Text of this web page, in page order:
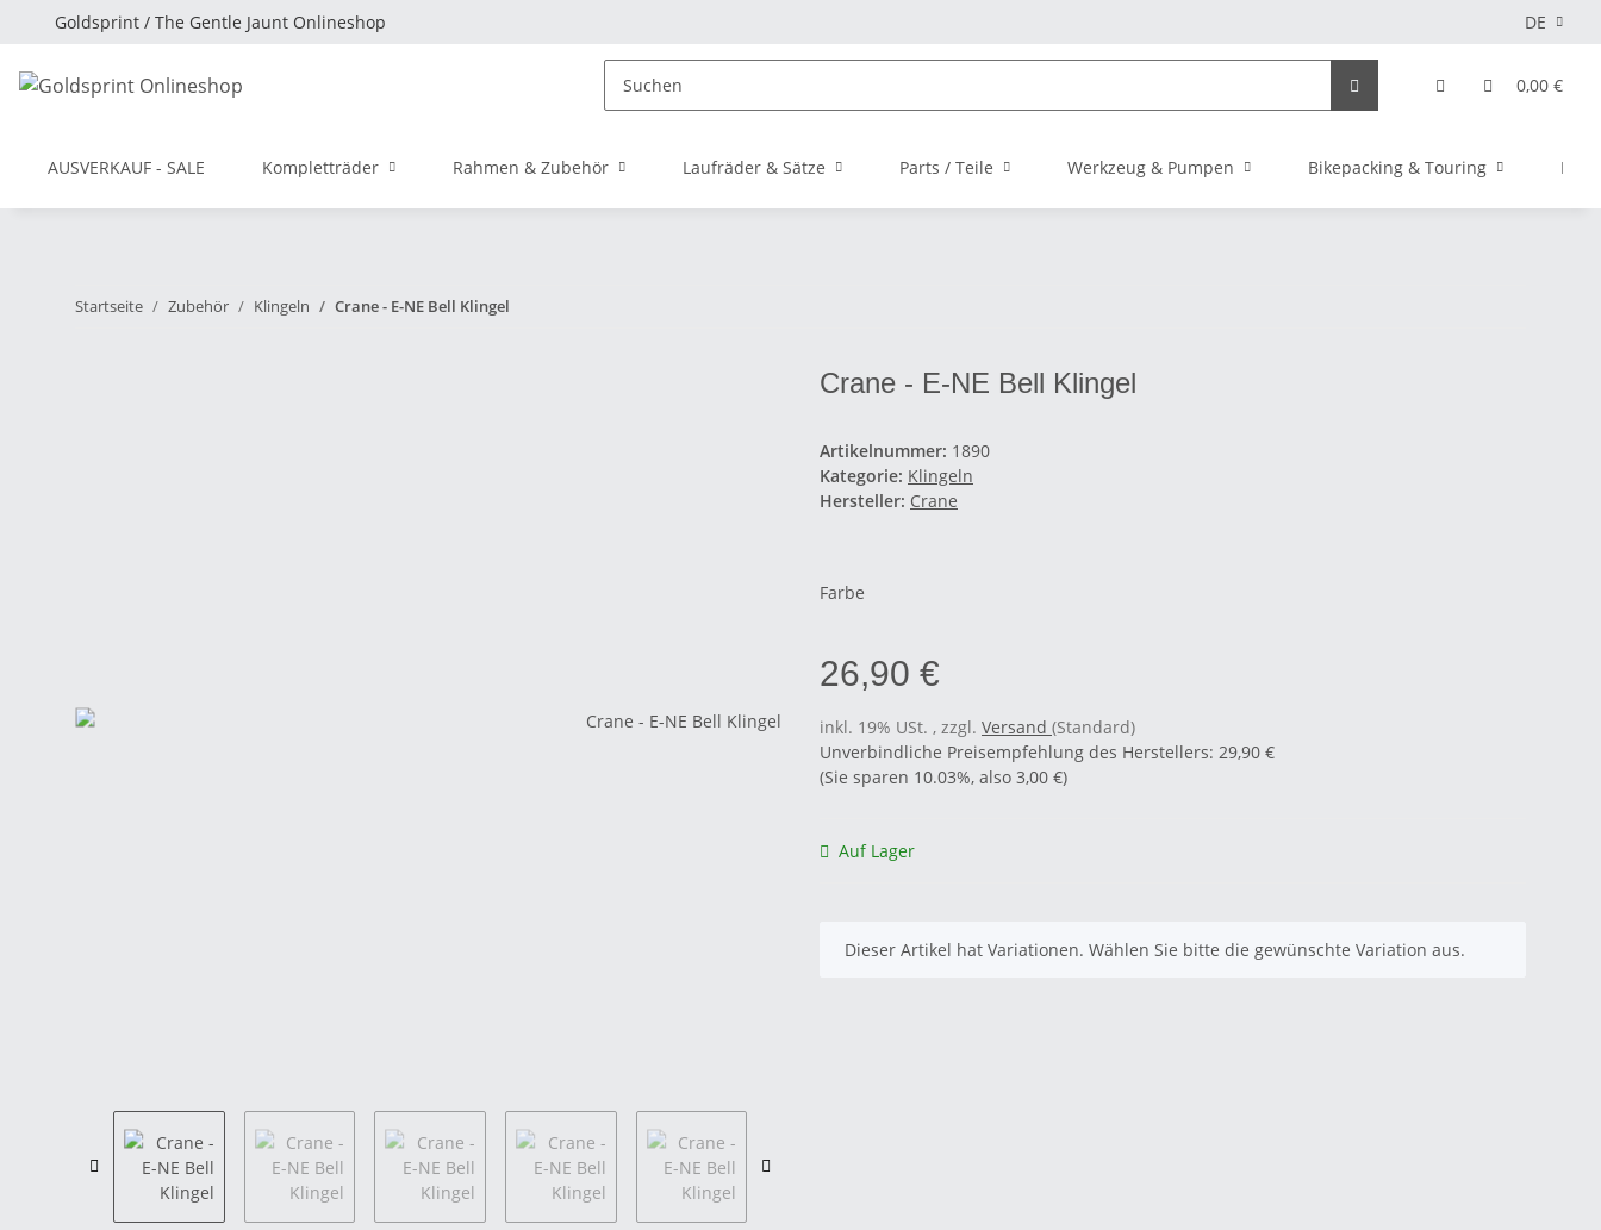
DE
Goldsprint / The Gentle Jaunt Onlineshop
0,00 €
AUSVERKAUF - SALE Kompletträder Rahmen & Zubehör Laufräder & Sätze Parts / Teile Werkzeug & Pumpen Bikepacking & Touring
Startseite Zubehör Klingeln Crane - E-NE Bell Klingel
Crane - E-NE Bell Klingel
Artikelnummer: 1890
Kategorie: Klingeln
Hersteller: Crane
Farbe
26,90 €
inkl. 19% USt. , zzgl. Versand (Standard)
Unverbindliche Preisempfehlung des Herstellers: 29,90 €
(Sie sparen 10.03%, also 3,00 €)
Auf Lager
x
Dieser Artikel hat Variationen. Wählen Sie bitte die gewünschte Variation aus.